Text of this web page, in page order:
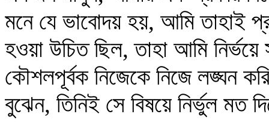
মনে যে ভাবোদয় হয়, আমি তাহাই
হওয়া উচিত ছিল, তাহা আমি নির্ভয়ে
কৌশলপূর্বক নিজেকে নিজে লঙ্ঘন
বুঝেন, তিনিই সে বিষয়ে নির্ভুল মত